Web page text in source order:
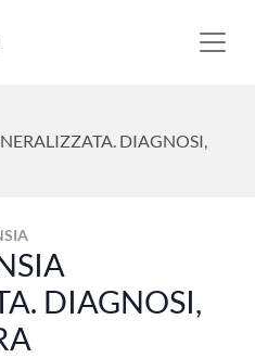
DIAGNOSI,
DIAGNOSI,